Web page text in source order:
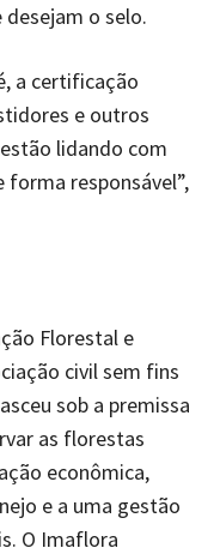
o selo.
a certificação
e outros
lidando com
responsável”,
Florestal e
civil sem fins
sob a premissa
as florestas
econômica,
e a uma gestão
O Imaflora